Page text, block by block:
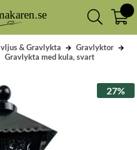
& Gravlykta
Gravlyktor
Gravlykta med kula, svart
27